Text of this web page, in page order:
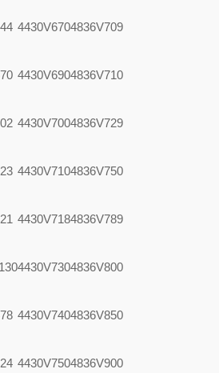
4430V6704836V709
4430V6904836V710
4430V7004836V729
4430V7104836V750
4430V7184836V789
4430V7304836V800
4430V7404836V850
4430V7504836V900